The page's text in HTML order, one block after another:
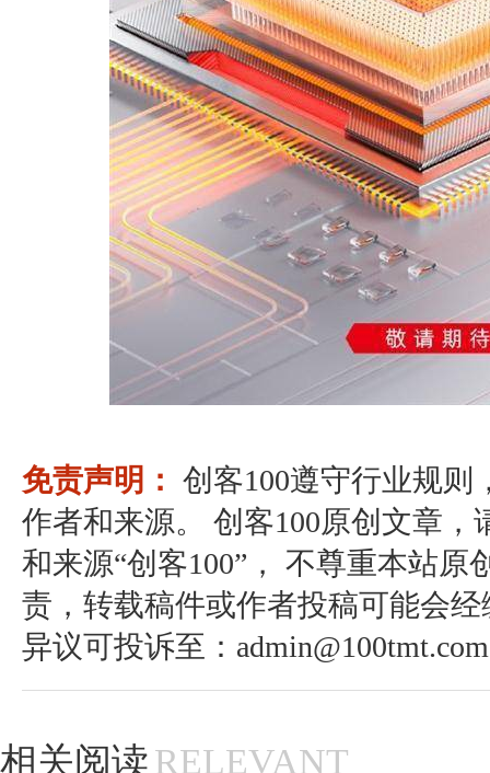
免责声明： 创客100遵守行业规则
作者和来源。 创客100原创文章
和来源“创客100”， 不尊重本站原
责，转载稿件或作者投稿可能会
异议可投诉至：admin@100tmt.com
相关阅读RELEVANT